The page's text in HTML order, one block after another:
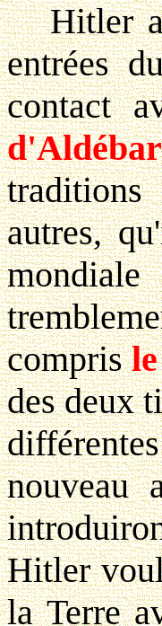
Hitler
entrées
contact
autres,
compris
des deux
nouveau
Hitler
la Terre